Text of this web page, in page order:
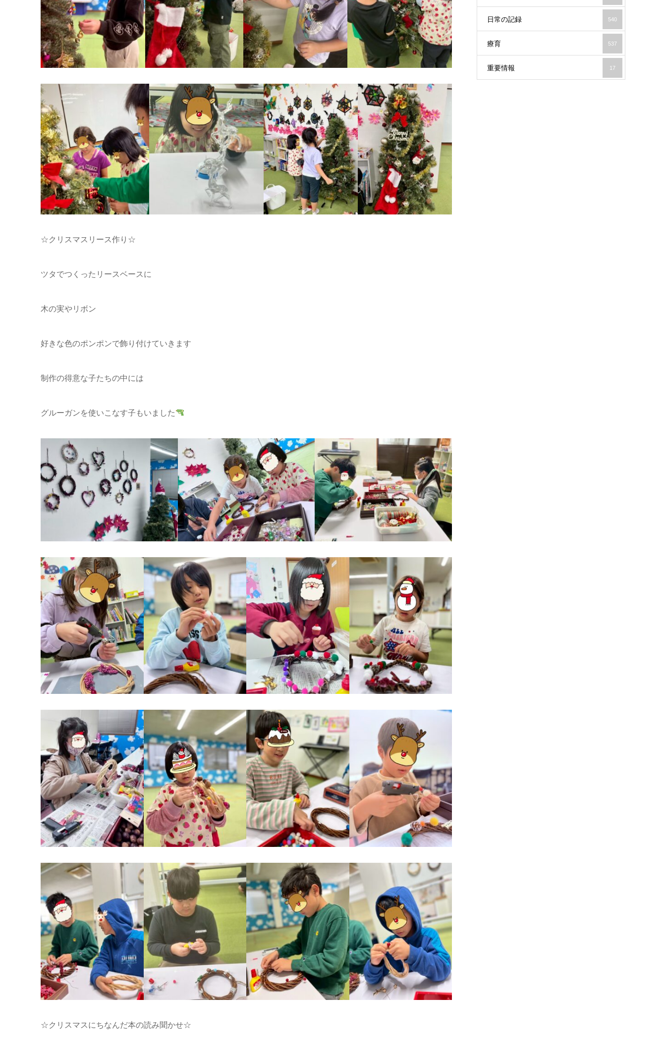
☆クリスマスリース作り☆
ツタでつくったリースベースに
木の実やリボン
好きな色のポンポンで飾り付けていきます
制作の得意な子たちの中には
グルーガンを使いこなす子もいました
☆クリスマスにちなんだ本の読み聞かせ☆
日常の記録 540
療育 537
重要情報 17